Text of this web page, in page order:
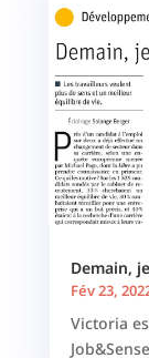
Demain,
Fév 23,
Victoria